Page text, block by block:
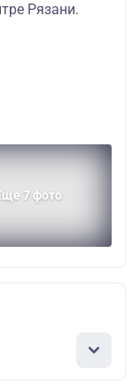
Рязани.
7 фото